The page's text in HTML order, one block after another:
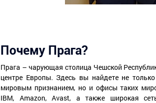
Почему Прага?
Прага – чарующая столица Чешской
центре Европы. Здесь вы найдете не
мировым признанием, но и офисы таких
IBM, Amazon, Avast, а также широкая